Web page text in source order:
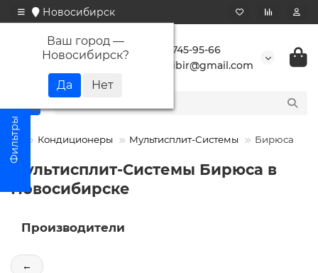
Новосибирск
Ваш город —
Новосибирск?
+7 923 745-95-66
buransibir@gmail.com
Кондиционеры Мультисплит-Системы Бирюса
Мультисплит-Системы Бирюса в
Новосибирске
Производители
←